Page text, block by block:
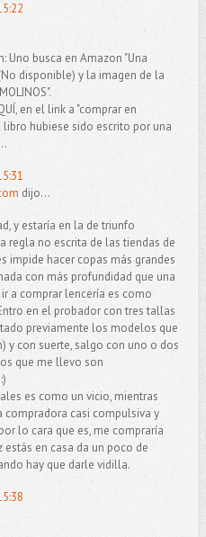
Uno busca en Amazon "Una
disponible) y la imagen de la
en el link a "comprar en
hubiese sido escrito por una
dijo...
y estaría en la de triunfo
regla no escrita de las tiendas de
impide hacer copas más grandes
con más profundidad que una
a comprar lencería es como
en el probador con tres tallas
previamente los modelos que
y con suerte, salgo con uno o dos
que me llevo son
es como un vicio, mientras
compradora casi compulsiva y
lo cara que es, me compraría
estás en casa da un poco de
hay que darle vidilla.